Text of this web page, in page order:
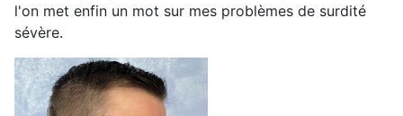
l'on met enfin un mot sur mes problèmes de surdité
sévère.